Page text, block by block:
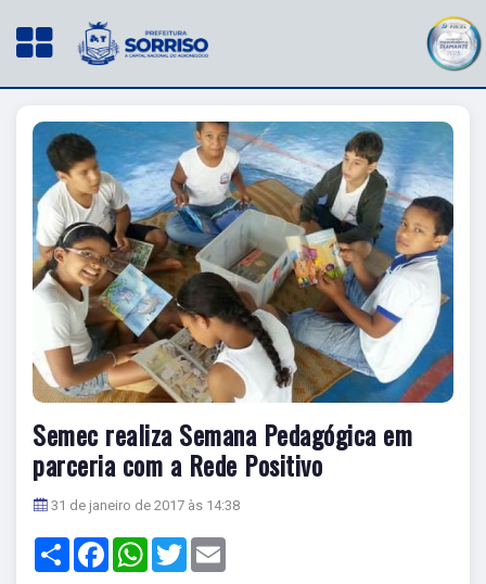
Semec realiza Semana Pedagógica em
parceria com a Rede Positivo
31 de janeiro de 2017 às 14:38
Share FacebookWhatsApp
Twitter